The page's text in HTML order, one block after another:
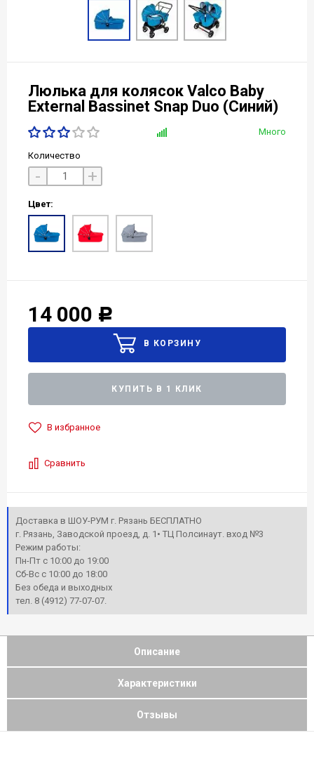
Люлька для колясок Valco Baby
External Bassinet Snap Duo (Синий)
Много
Количество
- +
Цвет:
14 000 Р
КУПИТЬ В 1 КЛИК
В избранное
Сравнить
Доставка в ШОУ-РУМ г. Рязань БЕСПЛАТНО
г. Рязань, Заводской проезд, д. 1• ТЦ Полсинаут. вход №3
Режим работы:
Пн-Пт с 10:00 до 19:00
Сб-Вс с 10:00 до 18:00
Без обеда и выходных
тел. 8 (4912) 77-07-07.
Описание
Характеристики
Отзывы